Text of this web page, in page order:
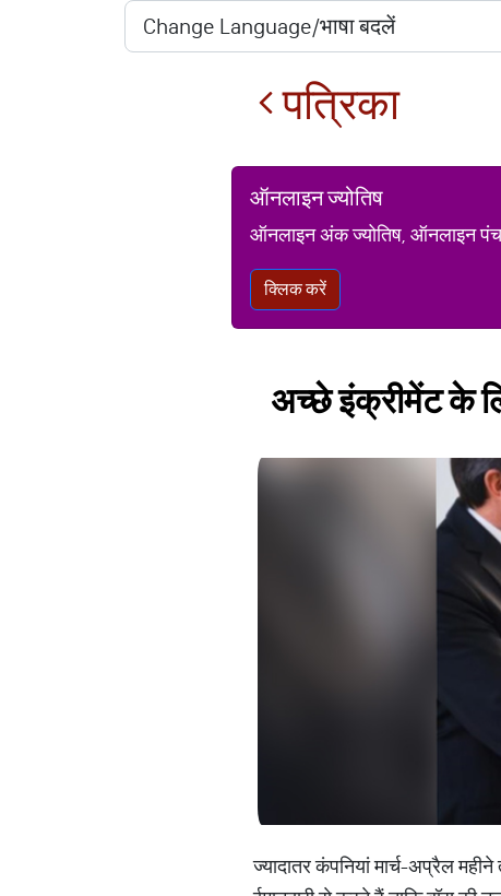
पत्रिका
ऑनलाइन ज्योतिष
ऑनलाइन अंक ज्योतिष, ऑनलाइन
क्लिक करें
अच्छे इंक्रीमेंट के
ज्यादातर कंपनियां मार्च-अप्रैल